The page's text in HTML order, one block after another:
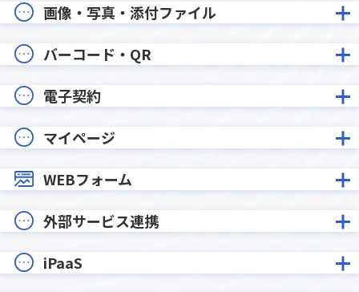
画像・写真・添付ファイル
バーコード・QR
電子契約
マイページ
WEBフォーム
外部サービス連携
iPaaS